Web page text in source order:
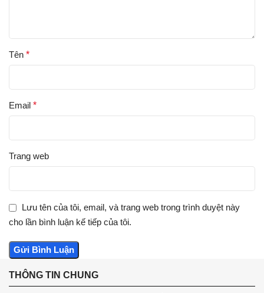
Tên *
Email *
Trang web
Lưu tên của tôi, email, và trang web trong trình duyệt này
cho lần bình luận kế tiếp của tôi.
THÔNG TIN CHUNG